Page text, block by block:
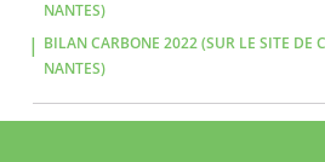
NANTES)
BILAN CARBONE 2022 (SUR LE SITE DE
NANTES)